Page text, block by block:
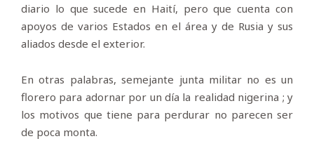
diario lo que sucede en Haití, pero que cuenta con
apoyos de varios Estados en el área y de Rusia y sus
aliados desde el exterior.
En otras palabras, semejante junta militar no es un
florero para adornar por un día la realidad nigerina ; y
los motivos que tiene para perdurar no parecen ser
de poca monta.